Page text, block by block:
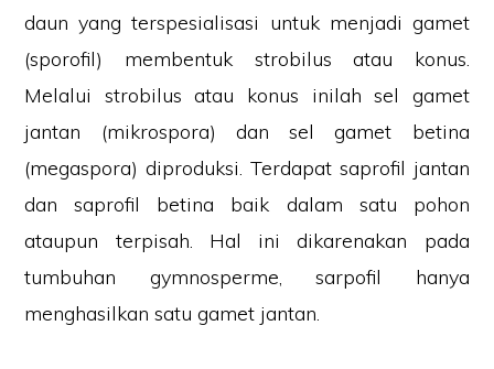
daun yang terspesialisasi untuk menjadi gamet
(sporofil) membentuk strobilus atau konus.
Melalui strobilus atau konus inilah sel gamet
jantan (mikrospora) dan sel gamet betina
(megaspora) diproduksi. Terdapat saprofil jantan
dan saprofil betina baik dalam satu pohon
ataupun terpisah. Hal ini dikarenakan pada
tumbuhan gymnosperme, sarpofil hanya
menghasilkan satu gamet jantan.